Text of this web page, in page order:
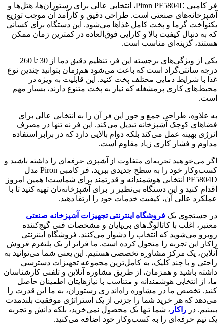
فر کامبی Piron PF5804D، انتخابی عالی برای رستوران‌ها، هتل‌ها و
آشپزخانه‌های صنعتی است. طراحی دقیق و کارآمد آن موجب توزیع
یکنواخت گرما و پخت کامل غذاها می‌شود. این دستگاه برای کسانی
که به دنبال کیفیت بالا و کارایی فوق‌العاده در کمترین زمان ممکن
هستند، گزینه‌ای مناسب است.
یکی از ویژگی‌های برجسته این فر، تنظیم دقیق دما از 30 تا 260
درجه سانتی‌گراد است که باعث می‌شود هم‌زمان بتوانید چندین نوع
غذا با شرایط دمایی مختلف پخت کنید. این قابلیت به ویژه در
محیط‌های کاری پرمشغله که نیاز به پخت متنوع دارند، بسیار مهم
است.
به علاوه، طراحی جمع و جور این فر آن را به انتخابی عالی برای
فضاهای کوچک آشپزخانه تبدیل می‌کند. این فر نه تنها در مصرف
انرژی بهینه عمل می‌کند بلکه دوام بالایی دارد که در برابر استفاده
مداوم و فشار کاری زیاد مقاوم است.
اگر می‌خواهید تجربه‌ای متفاوت از آشپزی حرفه‌ای را داشته باشید و
کسب‌وکار خود را به سطح جدیدی ببرید، فر کامبی Piron مدل
PF5804D انتخابی هوشمندانه و قدرتمند برای شماست! همین امروز
اقدام کنید و این دستگاه بی‌نظیر را برای آشپزخانه‌تان تهیه کنید تا با
عملکرد عالی آن، کیفیت خدمات خود را ارتقا دهید.
در جستجوی یک فروشگاه اینترنتی تجهیزات آشپزخانه صنعتی
معتبر، اغلب با کاتالوگ‌های بی‌پایان و مشخصات فنی گیج‌کننده
روبرو می‌شوید که انتخاب را دشوار می‌کنند. فروشگاه اینترنتی
راکار این تجربه را متحول کرده است. ما فراتر از یک پلتفرم فروش
آنلاین، یک مرکز مشاوره تخصصی هستیم. این یعنی شما می‌توانید به
راحتی و با چند کلیک، به کامل‌ترین مجموعه تجهیزات دسترسی
داشته باشید و همزمان، از طریق مشاوره آنلاین و تلفنی کارشناسان
ما، از انتخابی هوشمندانه و متناسب با نیازهایتان اطمینان حاصل
کنید. تخصص ما در مشاوره راه‌اندازی رستوران، به ما این قدرت را
می‌دهد که هر خرید شما را جزئی از یک استراتژی موفقیت بلندمدت
ببینیم. در راکار ، شما تنها یک محصول نمی‌خرید، بلکه دانش و تجربه
یک تیم حرفه‌ای را به کسب‌وکار خود اضافه می‌کنید.